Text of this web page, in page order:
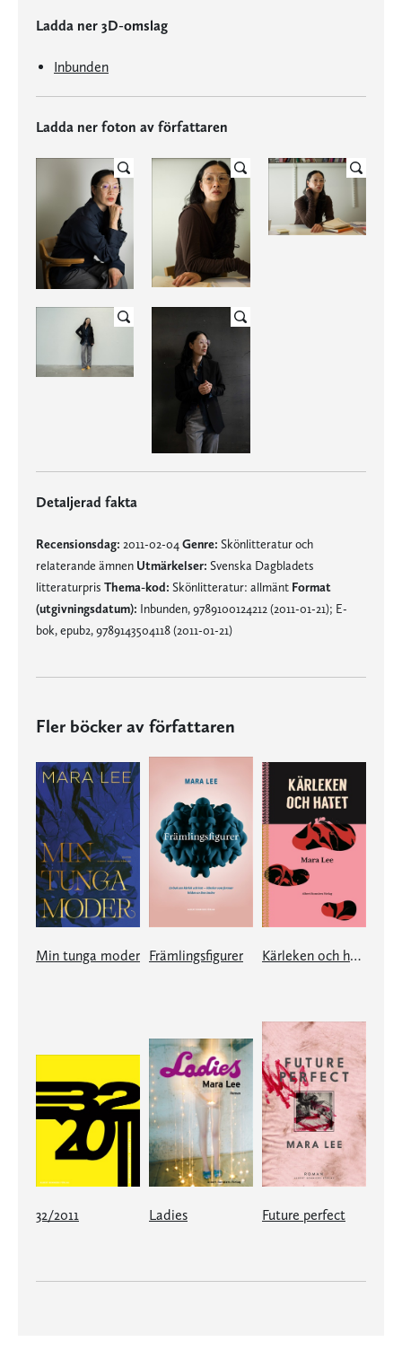
Ladda ner 3D-omslag
Inbunden
Ladda ner foton av författaren
Detaljerad fakta
Recensionsdag: 2011-02-04Genre: Skönlitteratur och
relaterande ämnen Utmärkelser: Svenska Dagbladets
litteraturpris Thema-kod: Skönlitteratur: allmänt Format
(utgivningsdatum): Inbunden, 9789100124212 (2011-01-21); E-
bok, epub2, 9789143504118 (2011-01-21)
Fler böcker av författaren
Min tunga moder Främlingsfigurer Kärleken och hatet
32/2011 Ladies Future perfect